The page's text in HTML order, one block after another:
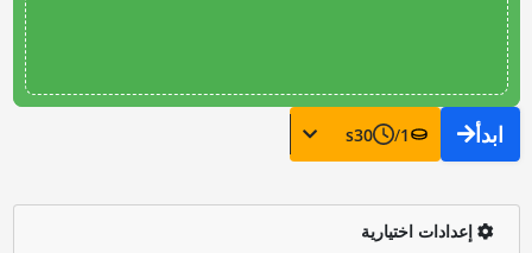
ابدأ 1
/
30
s
إعدادات اختيارية